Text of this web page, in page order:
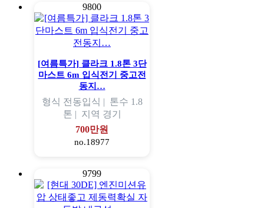
9800
[여름특가] 클라크 1.8톤 3단
마스트 6m 입식전기 중고전
동지…
형식 전동입식 | 톤수 1.8
톤 | 지역 경기
700만원
no.18977
9799